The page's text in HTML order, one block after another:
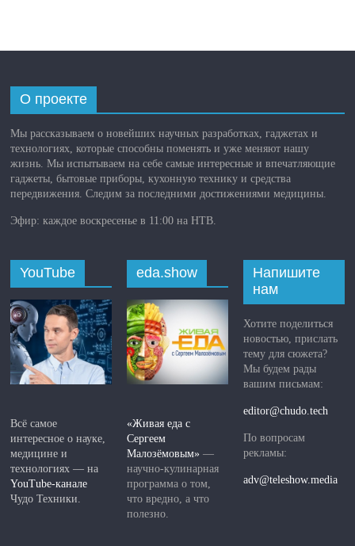
О проекте
Мы рассказываем о новейших научных разработках, гаджетах и
технологиях, которые способны поменять и уже меняют нашу
жизнь. Мы испытываем на себе самые интересные и впечатляющие
гаджеты, бытовые приборы, кухонную технику и средства
передвижения. Следим за последними достижениями медицины.
Эфир: каждое воскресенье в 11:00 на НТВ.
YouTube
Всё самое
интересное о науке,
медицине и
технологиях — на
YouTube-канале
Чудо Техники.
eda.show
«Живая еда с
Сергеем
Малозёмовым» —
научно-кулинарная
программа о том,
что вредно, а что
полезно.
Напишите
нам
Хотите поделиться
новостью, прислать
тему для сюжета?
Мы будем рады
вашим письмам:
editor@chudo.tech
По вопросам
рекламы:
adv@teleshow.media